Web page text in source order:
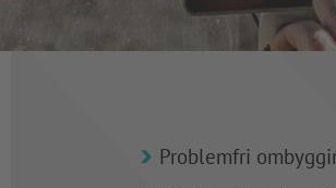
Problemfri